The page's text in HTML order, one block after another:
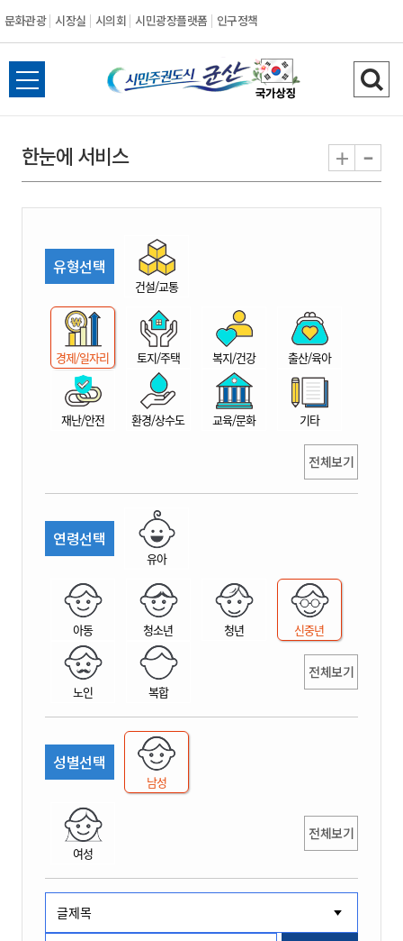
문화관광 시장실 시의회 시민광장플랫폼 인구정책
시
민
권
시
산
전
체
뉴
열
검
색
기
한눈에 서비스 + -
유형선택
건설/교통
경제/일자리 토지/주택 복지/건강 출산/육아
재난/안전 환경/상수도 교육/문화 기타
전체보기
연령선택
유아
아동 청소년 청년 신중년
노인 복합
전체보기
성별선택
남성
여성
전체보기